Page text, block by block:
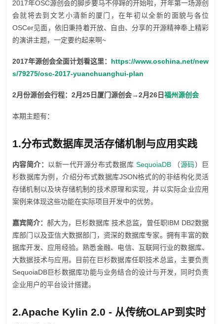
2017年OSC源创会的脚步要马不停蹄的开始啦，开年第一场源创
会就将去到文艺小清新的厦门，在年初以全新的面貌与各位
OSCer见面，依旧秉持着开放、自由、分享的开源精神奉上精彩
的演讲主题，一定要约起来啊~
2017年源创会全面计划看这里： https://www.oschina.net/new
s/79275/osc-2017-yuanchuanghui-plan
2月份源创会行程：2月25日厦门源创会→2月26日福州源创会
本期主题有：
1.分布式数据库灵活存储机制与应用实践
内容简介： 以新一代开源分布式数据库 SequoiaDB（源码）巨
杉数据库为例，介绍分布式数据库JSON格式的的非结构化灵活
存储机制以及块存储机制的技术原理和实现，并以实际企业应用
案例来体现这些功能在实际项目开发中的优势。
嘉宾简介：郝大为，巨杉数据库 技术总监，曾任职IBM DB2数据
库部门以及亚信大数据部门，资深的数据库专家。拥有丰富的数
据库开发、应用经验。熟悉金融、电信、互联网行业的数据库、
大数据技术与应用。目前在巨杉数据库任职技术总监，主要负责
SequoiaDB巨杉数据库功能与业务结合的设计与开发，同时负责
企业用户的平台设计搭建。
2.Apache Kylin 2.0 - 从传统OLAP到实时